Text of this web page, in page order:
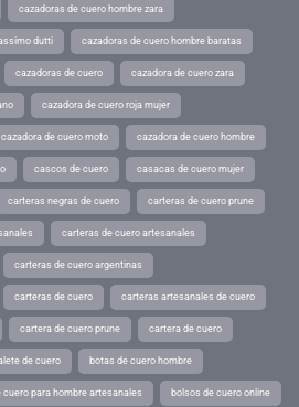
cazadoras de cuero hombre zara
dutti cazadoras de cuero hombre baratas
cazadoras de cuero cazadora de cuero zara
cazadora de cuero roja mujer
cazadora de cuero moto cazadora de cuero hombre
cascos de cuero casacas de cuero mujer
carteras negras de cuero carteras de cuero prune
carteras de cuero artesanales
carteras de cuero argentinas
carteras de cuero carteras artesanales de cuero
cartera de cuero prune cartera de cuero
de cuero botas de cuero hombre
cuero para hombre artesanales bolsos de cuero online